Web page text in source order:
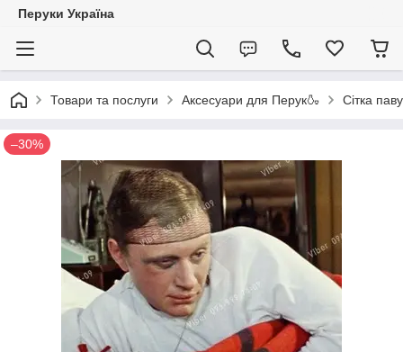
Перуки Україна
Товари та послуги Аксесуари для Перук🍶 Сітка
–30%